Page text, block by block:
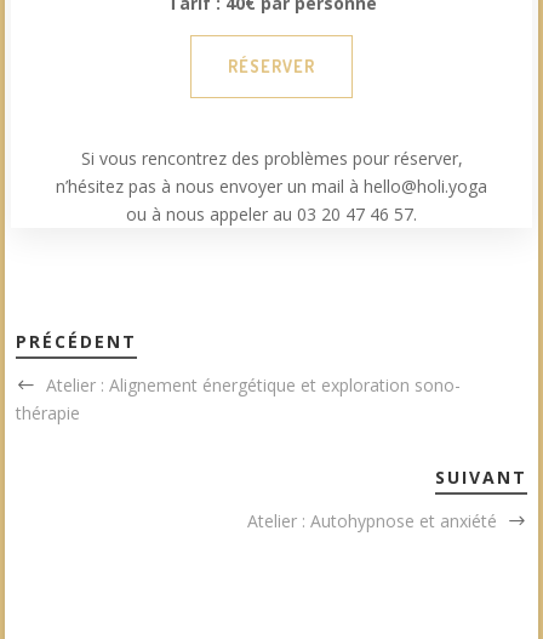
RÉSERVER
Si vous rencontrez des problèmes pour réserver,
n’hésitez pas à nous envoyer un mail à hello@holi.yoga
ou à nous appeler au 03 20 47 46 57.
PRÉCÉDENT
Atelier : Alignement énergétique et exploration sono-
thérapie
SUIVANT
Atelier : Autohypnose et anxiété